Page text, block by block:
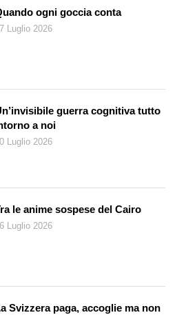
ogni goccia conta
Luglio 2026
guerra cognitiva tutto
a noi
Luglio 2026
le anime sospese del Cairo
Luglio 2026
Svizzera paga, accoglie ma non